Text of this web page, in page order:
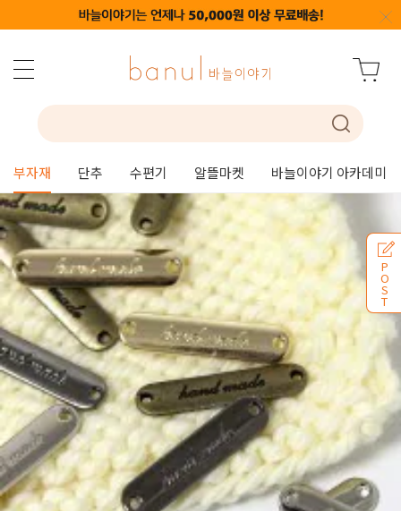
부자재 단추 수편기 알뜰마켓 바늘이야기 아카데미
P
O
S
T